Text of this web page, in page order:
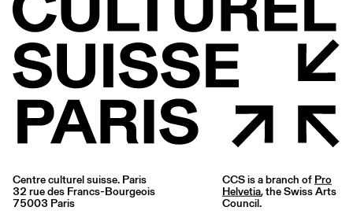
Centre culturel suisse. Paris
32 rue des Francs-Bourgeois
75003 Paris
CCS is a branch of Pro
Helvetia, the Swiss Arts
Council.